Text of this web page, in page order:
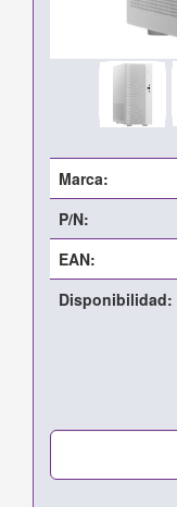
Marca:
P/N:
EAN:
Disponibilidad: